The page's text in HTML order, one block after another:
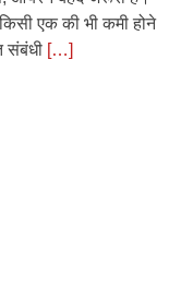
एक की भी कमी होने
संबंधी […]